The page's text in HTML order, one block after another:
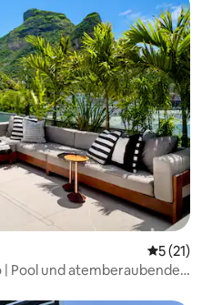
5 (21)
| Pool und atemberaubende